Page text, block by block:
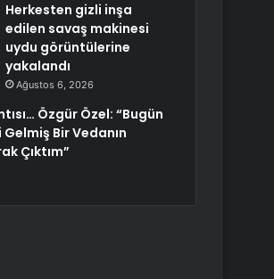
Herkesten gizli inşa
edilen savaş makinesi
uydu görüntülerine
yakalandı
Ağustos 6, 2026
Özgür Özel: “Bugün
Bir Vedanın
Çıktım”